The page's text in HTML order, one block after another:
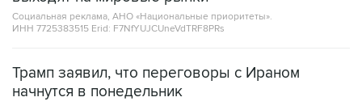
Социальная реклама, АНО «Национальные приоритеты».
ИНН 7725383515 Erid: F7NfYUJCUneVdTRF8PRs
Трамп заявил, что переговоры с Ираном
начнутся в понедельник